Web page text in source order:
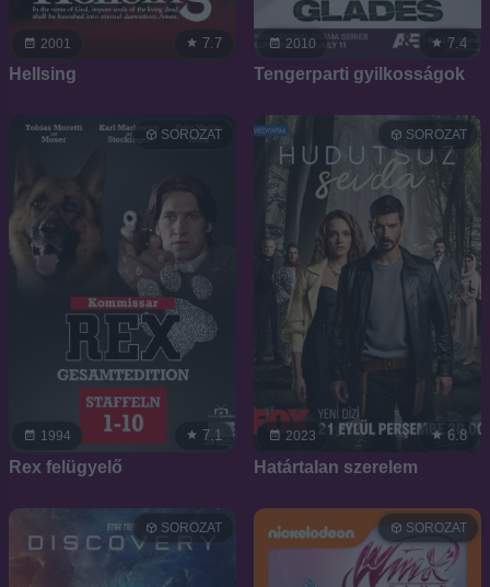
2001 7.7
Hellsing
2010 7.4
Tengerparti gyilkosságok
1994
SOROZAT
7.1
Rex felügyelő
2023
SOROZAT
6.8
Határtalan szerelem
SOROZAT SOROZAT